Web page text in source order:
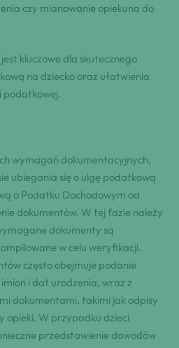
czy mianowanie opiekuna do
kluczowe dla skutecznego
na dziecko oraz ułatwienia
podatkowej.
wymagań dokumentacyjnych,
ubiegania się o ulgę podatkową
o Podatku Dochodowym od
dokumentów. W tej fazie należy
dokumenty są
w celu weryfikacji.
często obejmuje podanie
i dat urodzenia, wraz z
dokumentami, takimi jak odpisy
opieki. W przypadku dzieci
przedstawienie dowodów